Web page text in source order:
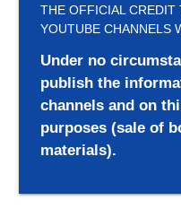
THE OFFICIAL CREDIT
YOUTUBE CHANNELS
Under no
publish the
channels and on
purposes (sale of
materials).